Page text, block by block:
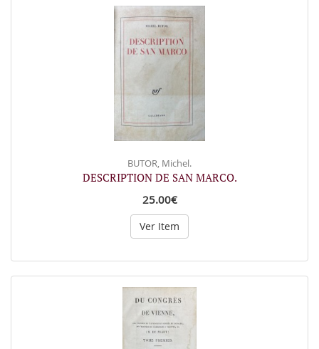
BUTOR, Michel.
DESCRIPTION DE SAN MARCO.
25.00€
Ver Item